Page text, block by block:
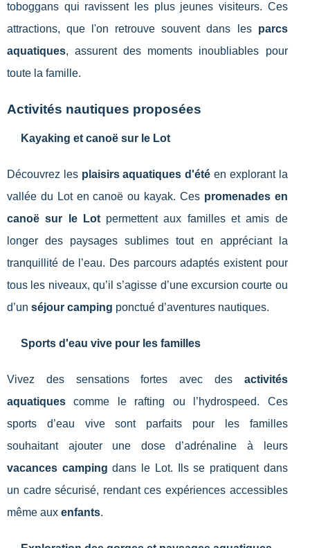
toboggans qui ravissent les plus jeunes visiteurs. Ces
attractions, que l'on retrouve souvent dans les parcs
aquatiques, assurent des moments inoubliables pour
toute la famille.
Activités nautiques proposées
Kayaking et canoë sur le Lot
Découvrez les plaisirs aquatiques d'été en explorant la
vallée du Lot en canoë ou kayak. Ces promenades en
canoë sur le Lotpermettent aux familles et amis de
longer des paysages sublimes tout en appréciant la
tranquillité de l’eau. Des parcours adaptés existent pour
tous les niveaux, qu’il s’agisse d’une excursion courte ou
d’un séjour camping ponctué d’aventures nautiques.
Sports d'eau vive pour les familles
Vivez des sensations fortes avec des activités
aquatiques comme le rafting ou l’hydrospeed. Ces
sports d’eau vive sont parfaits pour les familles
souhaitant ajouter une dose d’adrénaline à leurs
vacances camping dans le Lot. Ils se pratiquent dans
un cadre sécurisé, rendant ces expériences accessibles
même aux enfants.